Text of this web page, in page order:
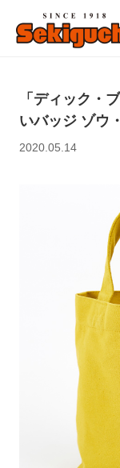
「ディック・
いバッジ ゾウ
2020.05.14